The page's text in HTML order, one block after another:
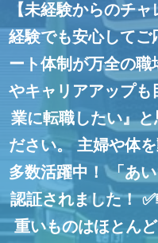
【未経験からのチ
経験でも安心してご
ート体制が万全の職
やキャリアアップも
業に転職したい』
ださい。 主婦や体
多数活躍中！ 「あい
認証されました！
重いものはほとん